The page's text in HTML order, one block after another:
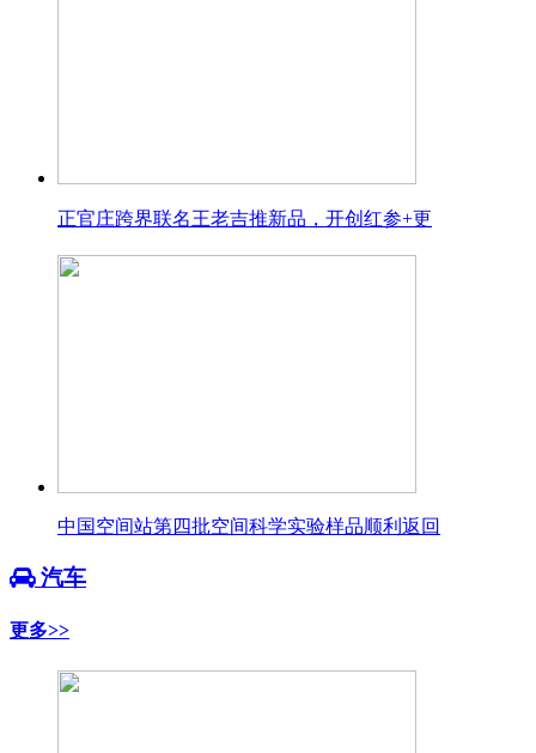
正官庄跨界联名王老吉推新品，开创红参+更
中国空间站第四批空间科学实验样品顺利返回
汽车
更多>>